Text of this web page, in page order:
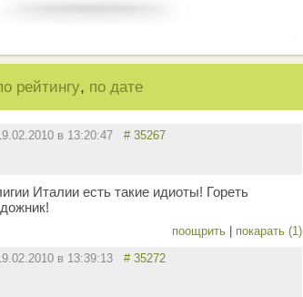
рейтингу, по дате
в 13:20:47 # 35267
Италии есть такие идиоты! Гореть
поощрить покарать (1)
в 13:39:13 # 35272